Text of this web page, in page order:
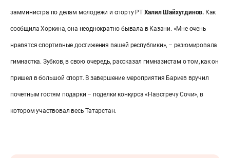
замминистра по делам молодежи и спорту РТ Халил Шайхутдинов. Как
сообщила Хоркина, она неоднократно бывала в Казани. «Мне очень
нравятся спортивные достижения вашей республики», – резюмировала
гимнастка. Зубков, в свою очередь, рассказал гимназистам о том, как он
пришел в большой спорт. В завершение мероприятия Бариев вручил
почетным гостям подарки – поделки конкурса «Навстречу Сочи», в
котором участвовал весь Татарстан.